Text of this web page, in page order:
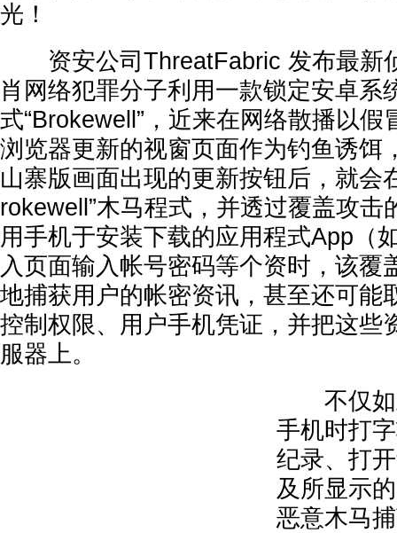
光！
资安公司ThreatFabric 发布最新
肖网络犯罪分子利用一款锁定安卓系
式“Brokewell”，近来在网络散播以假
浏览器更新的视窗页面作为钓鱼诱饵
山寨版画面出现的更新按钮后，就会
rokewell”木马程式，并透过覆盖攻击
用手机于安装下载的应用程式App（
入页面输入帐号密码等个资时，该覆
地捕获用户的帐密资讯，甚至还可能
控制权限、用户手机凭证，并把这些
服器上。
不仅如
手机时打
纪录、打
及所显示
恶意木马